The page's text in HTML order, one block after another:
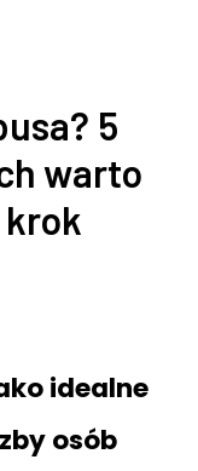
5
warto
idealne
osób